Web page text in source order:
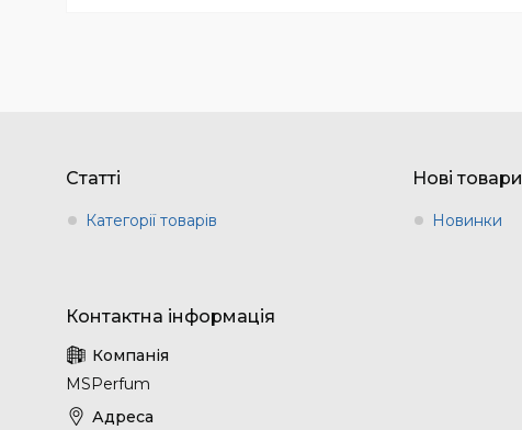
Статті
Категорії товарів
Нові товари
Новинки
MSPerfum